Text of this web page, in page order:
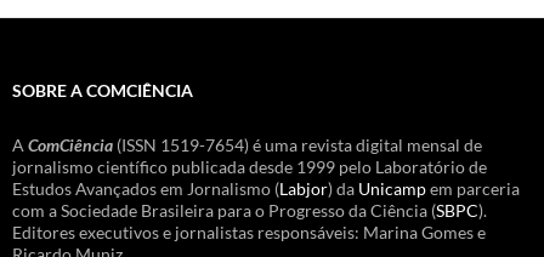
SOBRE A COMCIÊNCIA
A ComCiência (ISSN 1519-7654) é uma revista digital mensal de
jornalismo científico publicada desde 1999 pelo Laboratório de
Estudos Avançados em Jornalismo (Labjor) da Unicampem parceria
com a Sociedade Brasileira para o Progresso da Ciência (SBPC).
Editores executivos e jornalistas responsáveis: Marina Gomes e